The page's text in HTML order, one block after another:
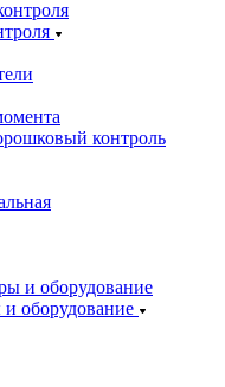
контроль
оборудование